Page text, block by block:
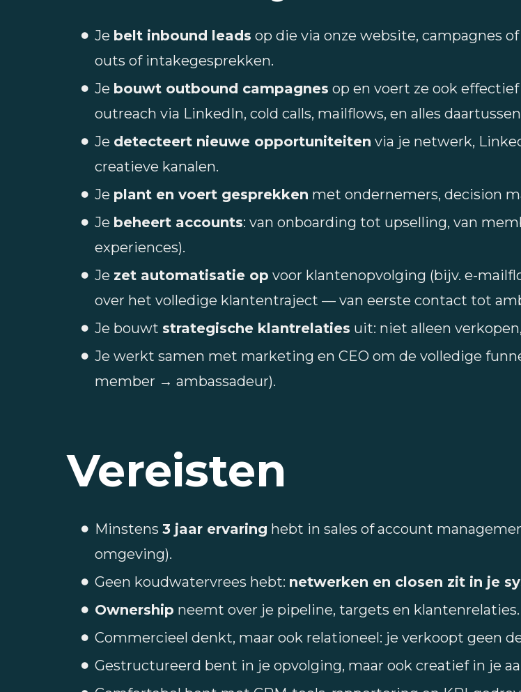
Je belt inbound leads op die via onze website, campagnes
outs of intakegesprekken.
Je bouwt outbound campagnes op en voert ze ook
outreach via LinkedIn, cold calls, mailflows, en alles
Je detecteert nieuwe opportuniteiten via je netwerk,
creatieve kanalen.
Je plant en voert gesprekken met ondernemers, decision
Je beheert accounts: van onboarding tot upselling, van
experiences).
Je zet automatisatie op voor klantenopvolging (bijv. e-
over het volledige klantentraject — van eerste contact tot
Je bouwt strategische klantrelaties uit: niet alleen
Je werkt samen met marketing en CEO om de volledige
member → ambassadeur).
Vereisten
Minstens 3 jaar ervaring hebt in sales of account
omgeving).
Geen koudwatervrees hebt: netwerken en closen zit in je
Ownership neemt over je pipeline, targets en klantenrelaties.
Commercieel denkt, maar ook relationeel: je verkoopt geen
Gestructureerd bent in je opvolging, maar ook creatief in je